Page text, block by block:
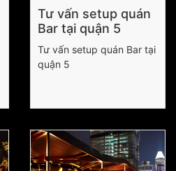
Tư vấn setup quán
Bar tại quận 5
Tư vấn setup quán Bar tại
quận 5